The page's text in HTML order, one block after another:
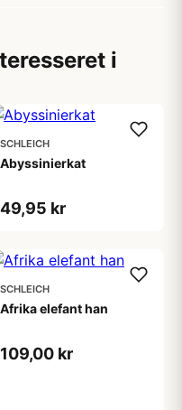
i
SCHLEICH
Abyssinierkat
49,95 kr
SCHLEICH
Afrika elefant han
109,00 kr